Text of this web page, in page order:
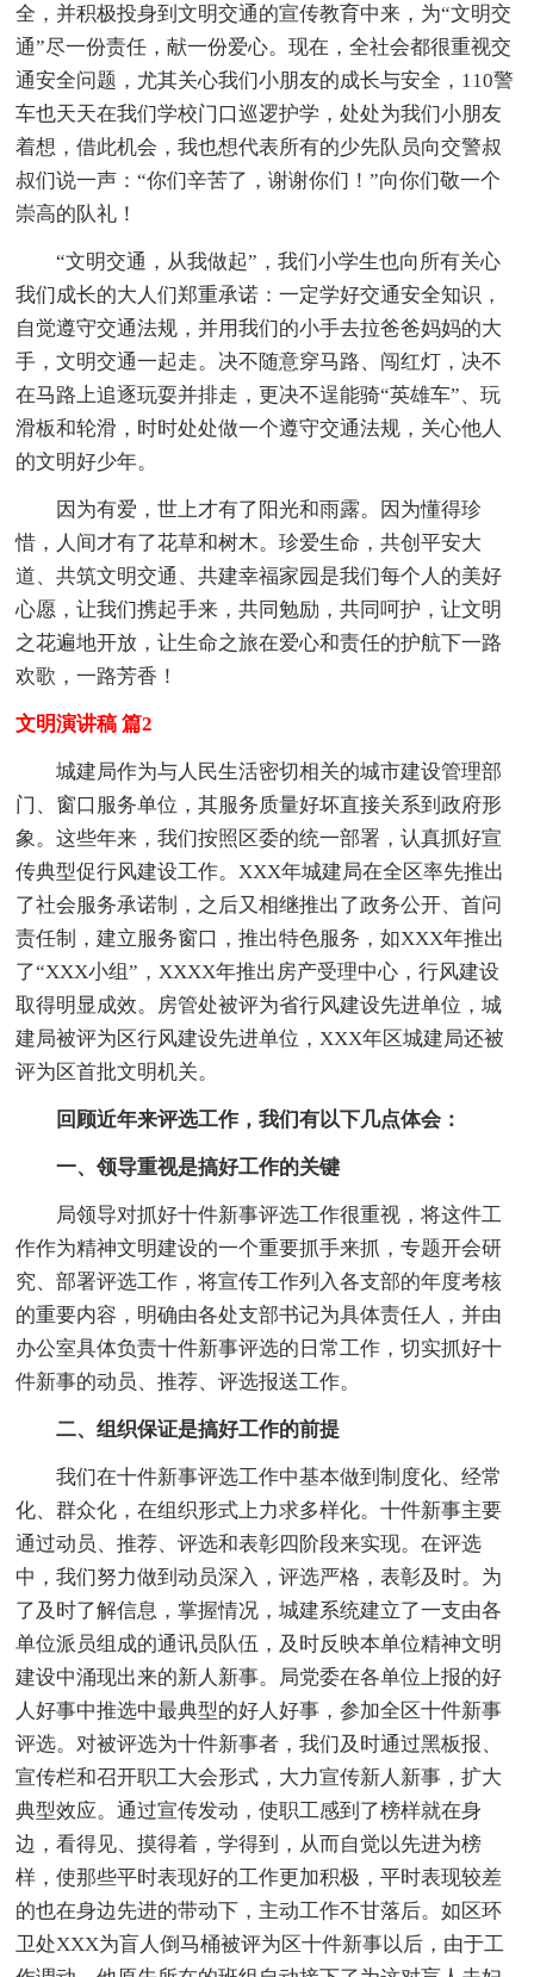
全，并积极投身到文明交通的宣传教育中来，为“文明交
通”尽一份责任，献一份爱心。现在，全社会都很重视交
通安全问题，尤其关心我们小朋友的成长与安全，110警
车也天天在我们学校门口巡逻护学，处处为我们小朋友
着想，借此机会，我也想代表所有的少先队员向交警叔
叔们说一声：“你们辛苦了，谢谢你们！”向你们敬一个
崇高的队礼！
“文明交通，从我做起”，我们小学生也向所有关心
我们成长的大人们郑重承诺：一定学好交通安全知识，
自觉遵守交通法规，并用我们的小手去拉爸爸妈妈的大
手，文明交通一起走。决不随意穿马路、闯红灯，决不
在马路上追逐玩耍并排走，更决不逞能骑“英雄车”、玩
滑板和轮滑，时时处处做一个遵守交通法规，关心他人
的文明好少年。
因为有爱，世上才有了阳光和雨露。因为懂得珍
惜，人间才有了花草和树木。珍爱生命，共创平安大
道、共筑文明交通、共建幸福家园是我们每个人的美好
心愿，让我们携起手来，共同勉励，共同呵护，让文明
之花遍地开放，让生命之旅在爱心和责任的护航下一路
欢歌，一路芳香！
文明演讲稿 篇2
城建局作为与人民生活密切相关的城市建设管理部
门、窗口服务单位，其服务质量好坏直接关系到政府形
象。这些年来，我们按照区委的统一部署，认真抓好宣
传典型促行风建设工作。XXX年城建局在全区率先推出
了社会服务承诺制，之后又相继推出了政务公开、首问
责任制，建立服务窗口，推出特色服务，如XXX年推出
了“XXX小组”，XXXX年推出房产受理中心，行风建设
取得明显成效。房管处被评为省行风建设先进单位，城
建局被评为区行风建设先进单位，XXX年区城建局还被
评为区首批文明机关。
回顾近年来评选工作，我们有以下几点体会：
一、领导重视是搞好工作的关键
局领导对抓好十件新事评选工作很重视，将这件工
作作为精神文明建设的一个重要抓手来抓，专题开会研
究、部署评选工作，将宣传工作列入各支部的年度考核
的重要内容，明确由各处支部书记为具体责任人，并由
办公室具体负责十件新事评选的日常工作，切实抓好十
件新事的动员、推荐、评选报送工作。
二、组织保证是搞好工作的前提
我们在十件新事评选工作中基本做到制度化、经常
化、群众化，在组织形式上力求多样化。十件新事主要
通过动员、推荐、评选和表彰四阶段来实现。在评选
中，我们努力做到动员深入，评选严格，表彰及时。为
了及时了解信息，掌握情况，城建系统建立了一支由各
单位派员组成的通讯员队伍，及时反映本单位精神文明
建设中涌现出来的新人新事。局党委在各单位上报的好
人好事中推选中最典型的好人好事，参加全区十件新事
评选。对被评选为十件新事者，我们及时通过黑板报、
宣传栏和召开职工大会形式，大力宣传新人新事，扩大
典型效应。通过宣传发动，使职工感到了榜样就在身
边，看得见、摸得着，学得到，从而自觉以先进为榜
样，使那些平时表现好的工作更加积极，平时表现较差
的也在身边先进的带动下，主动工作不甘落后。如区环
卫处XXX为盲人倒马桶被评为区十件新事以后，由于工